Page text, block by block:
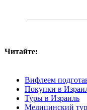
Читайте:
Вифлеем
Покупки в
Туры в Израиль
Медицинский